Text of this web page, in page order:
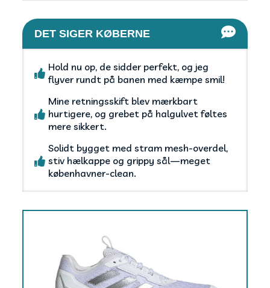
DET SIGER KØBERNE
Hold nu op, de sidder perfekt, og jeg
flyver rundt på banen med kæmpe smil!
Mine retningsskift blev mærkbart
hurtigere, og grebet på halgulvet føltes
mere sikkert.
Solidt bygget med stram mesh-overdel,
stiv hælkappe og grippy sål—meget
københavner-clean.